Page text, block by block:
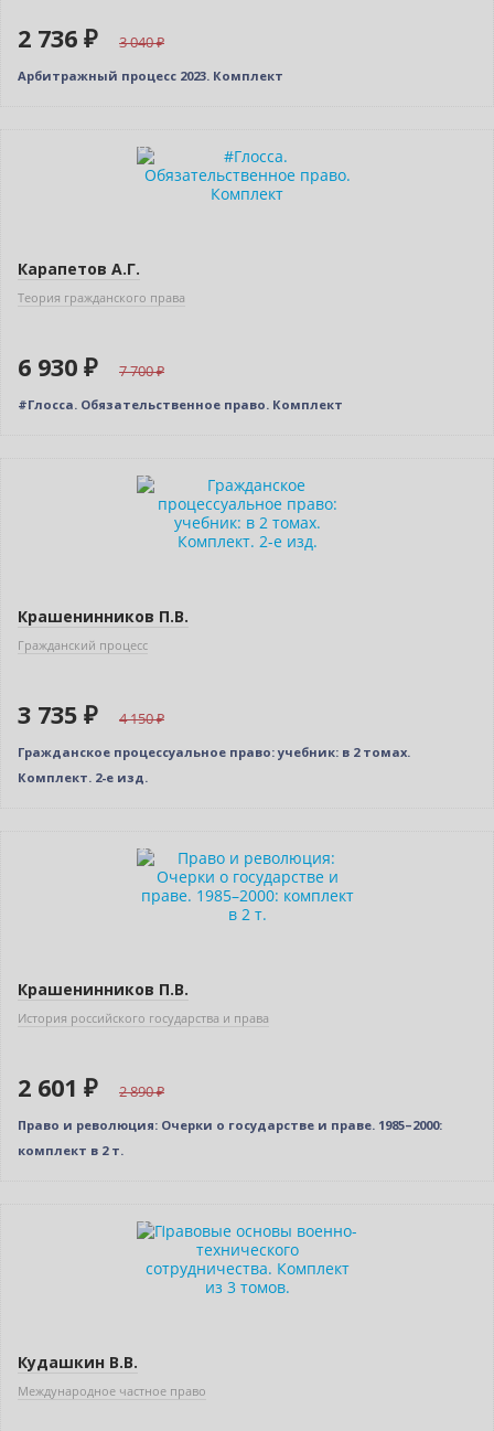
2 736 ₽ 3 040
Арбитражный процесс 2023. Комплект
–10% (скидка 770 ₽)
Карапетов А.Г.
Теория гражданского права
6 930 ₽ 7 700
#Глосса. Обязательственное право. Комплект
–10% (скидка 415 ₽)
Крашенинников П.В.
Гражданский процесс
3 735 ₽ 4 150
Гражданское процессуальное право: учебник: в 2 томах.
Комплект. 2-е изд.
–10% (скидка 289 ₽)
Крашенинников П.В.
История российского государства и права
2 601 ₽ 2 890
Право и революция: Очерки о государстве и праве. 1985–2000:
комплект в 2 т.
–10% (скидка 395 ₽)
Кудашкин В.В.
Международное частное право